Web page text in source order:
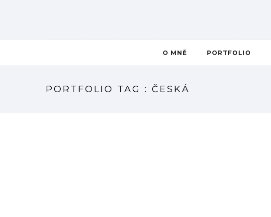
O MNĚ PORTFOLIO
PORTFOLIO TAG : ČESKÁ